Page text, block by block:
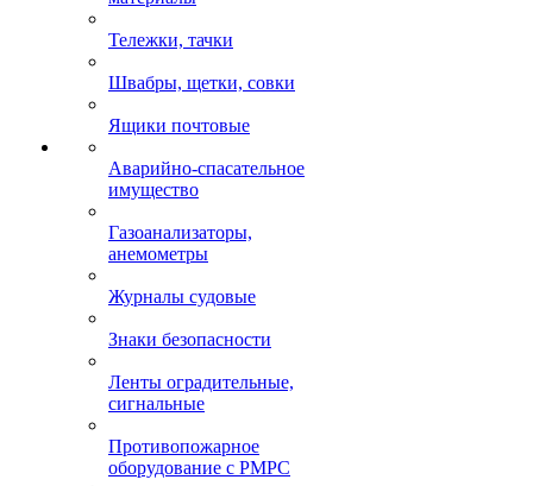
Тележки, тачки
Швабры, щетки, совки
Ящики почтовые
Аварийно-спасательное
имущество
Газоанализаторы,
анемометры
Журналы судовые
Знаки безопасности
Ленты оградительные,
сигнальные
Противопожарное
оборудование с РМРС